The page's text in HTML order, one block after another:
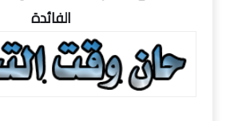
الفائدة